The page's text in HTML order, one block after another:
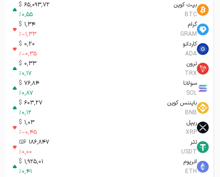
بیت کوین
BTC
65,093,72
$
%0,55
گرام
GRAM
1,34
$
%-1,33
کاردانو
ADA
0,20
$
%-0,35
ترون
TRX
0,33
$
%0,17
سولانا
SOL
76,84
$
%0,87
بایننس کوین
BNB
603,27
$
%0,12
ریپل
XRP
1,03
$
%-0,45
تتر
USDT
186,847 تومان-ء
%0,00
اتریوم
ETH
1,925,01
$
%0,41